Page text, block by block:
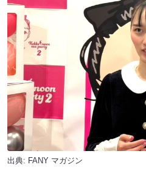
出典: FANY マガジン